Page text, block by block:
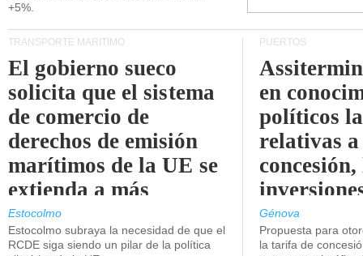
+5%.
TRANSPORTE MARÍTIMO
El gobierno sueco
solicita que el sistema
de comercio de
derechos de emisión
marítimos de la UE se
extienda a más
buques.
Estocolmo
Estocolmo subraya la necesidad de que el
RCDE siga siendo un pilar de la política
PUERTOS
en
políticos
relativas a
concesión,
Génova
Propuesta para
la tarifa de